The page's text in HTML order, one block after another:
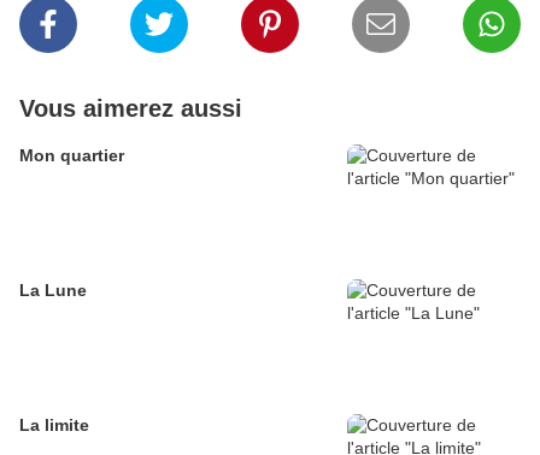
Vous aimerez aussi
Mon quartier
La Lune
La limite